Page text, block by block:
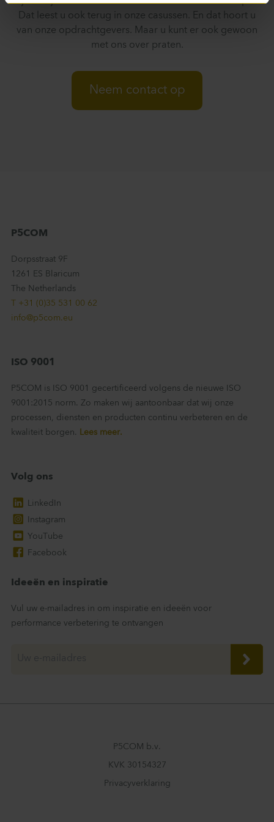
Dat leest u ook terug in onze casussen. En dat hoort u
van onze opdrachtgevers. Maar u kunt er ook gewoon
met ons over praten.
Neem contact op
P5COM
Dorpsstraat 9F
1261 ES Blaricum
The Netherlands
T +31 (0)35 531 00 62
info@p5com.eu
ISO 9001
P5COM is ISO 9001 gecertificeerd volgens de nieuwe ISO
9001:2015 norm. Zo maken wij aantoonbaar dat wij onze
processen, diensten en producten continu verbeteren en de
kwaliteit borgen.
Lees meer.
Volg ons
LinkedIn
Instagram
YouTube
Facebook
Ideeën en inspiratie
Vul uw e-mailadres in om inspiratie en ideeën voor
performance verbetering te ontvangen
P5COM b.v.
KVK 30154327
Privacyverklaring